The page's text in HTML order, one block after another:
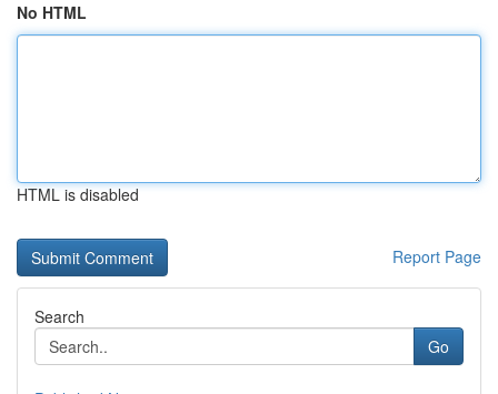
No HTML
HTML is disabled
Report Page
Search
Go